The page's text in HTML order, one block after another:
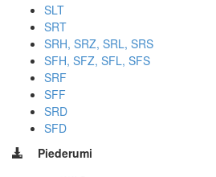
SLT
SRT
SRH, SRZ, SRL, SRS
SFH, SFZ, SFL, SFS
SRF
SFF
SRD
SFD
Piederumi